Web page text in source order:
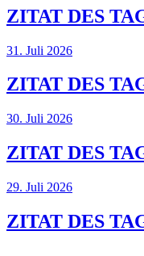
ZITAT DES
31. Juli 2026
ZITAT DES
30. Juli 2026
ZITAT DES
29. Juli 2026
ZITAT DES